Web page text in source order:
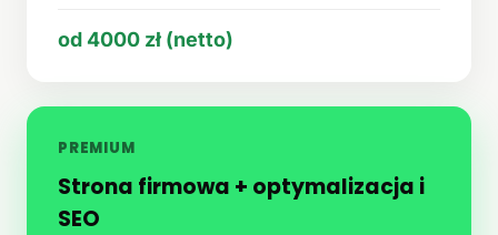
od 4000 zł (netto)
PREMIUM
Strona firmowa + optymalizacja i
SEO